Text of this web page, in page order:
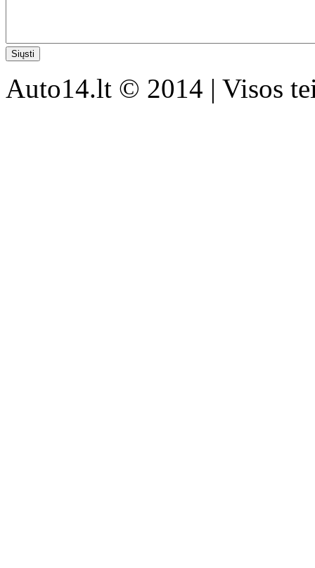
Auto14.lt © 2014 | Visos